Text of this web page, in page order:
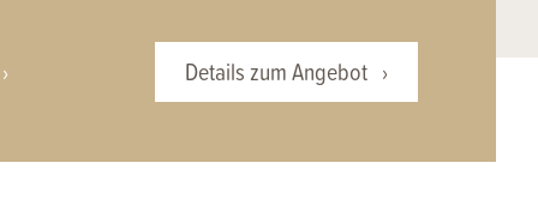
Details zum Angebot